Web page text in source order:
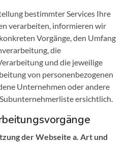
bestimmter Services Ihre
verarbeiten, informieren wir
Vorgänge, den Umfang
die
und die jeweilige
von personenbezogenen
Unternehmen oder andere
ersichtlich.
der Webseite a. Art und